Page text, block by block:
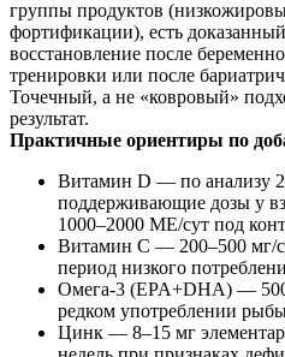
группы продуктов
фортификации), есть
восстановление после
тренировки или после
Точечный, а не «ковровый»
результат.
Практичные ориентиры по
Витамин D — по анализу
поддерживающие дозы у
1000–2000 МЕ/сут под
Витамин C — 200–500 мг/
период низкого
Омега‑3 (EPA+DHA) —
редком употреблении
Цинк — 8–15 мг